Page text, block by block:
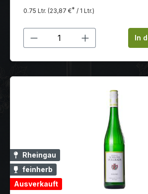
vielfältiger Speisebegleiter ebenso
0.75 Ltr. (23,87 €* / 1 Ltr.)
Produkt Anzahl: GibIn
Rheingau
feinherb
Ausverkauft